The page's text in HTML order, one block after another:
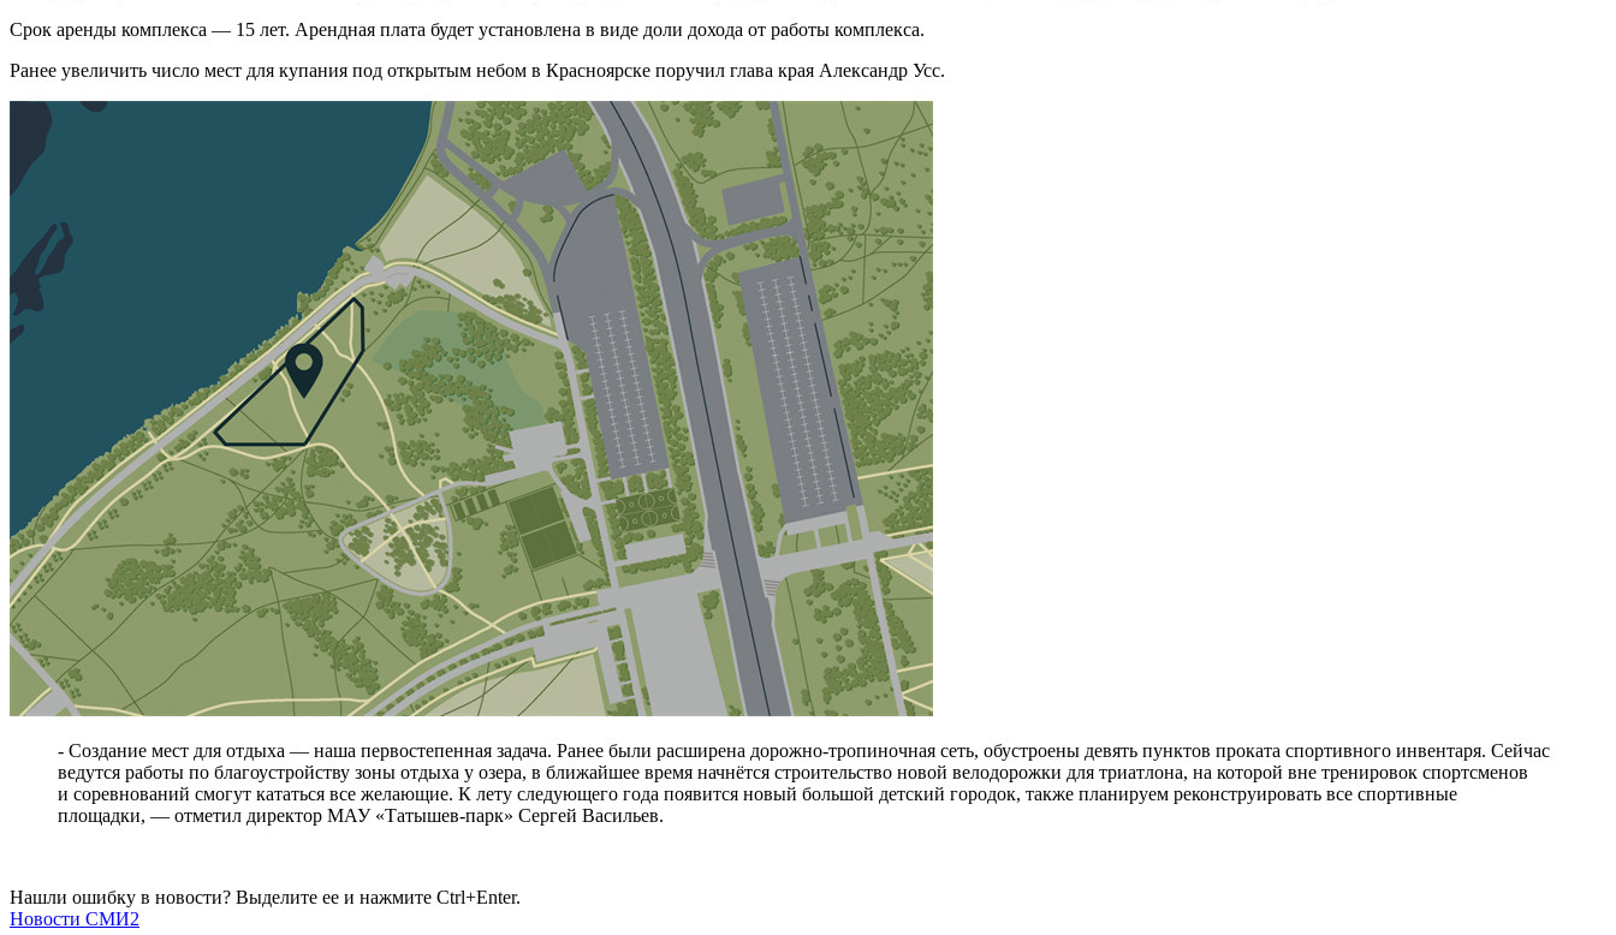
Срок аренды комплекса — 15 лет. Арендная плата будет установлена в виде доли дохода от работы комплекса.
Ранее увеличить число мест для купания под открытым небом в Красноярске поручил глава края Александр Усс.
- Создание мест для отдыха — наша первостепенная задача. Ранее были расширена дорожно-тропиночная сеть, обустроены девять пунктов проката спортивного инвентаря. Сейчас
ведутся работы по благоустройству зоны отдыха у озера, в ближайшее время начнётся строительство новой велодорожки для триатлона, на которой вне тренировок спортсменов
и соревнований смогут кататься все желающие. К лету следующего года появится новый большой детский городок, также планируем реконструировать все спортивные
площадки, — отметил директор МАУ «Татышев-парк» Сергей Васильев.
Нашли ошибку в новости? Выделите ее и нажмите Ctrl+Enter.
Новости СМИ2